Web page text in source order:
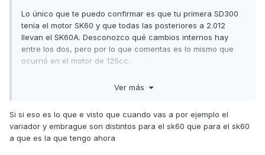
Lo único que te puedo confirmar es que tu primera SD300
tenía el motor SK60 y que todas las posteriores a 2.012
llevan el SK60A. Desconozco qué cambios internos hay
entre los dos, pero por lo que comentas es lo mismo que
ocurrió en el motor de 125cc.
Ver más
Si si eso es lo que e visto que cuando vas a por ejemplo el
variador y embrague son distintos para el sk60 que para el sk60
a que es la que tengo ahora